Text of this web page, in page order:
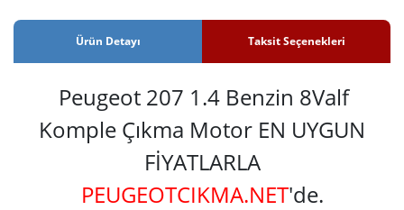
Ürün Detayı Taksit Seçenekleri
Peugeot 207 1.4 Benzin 8Valf
Komple Çıkma Motor EN UYGUN
FİYATLARLA
PEUGEOTCIKMA.NET'de.